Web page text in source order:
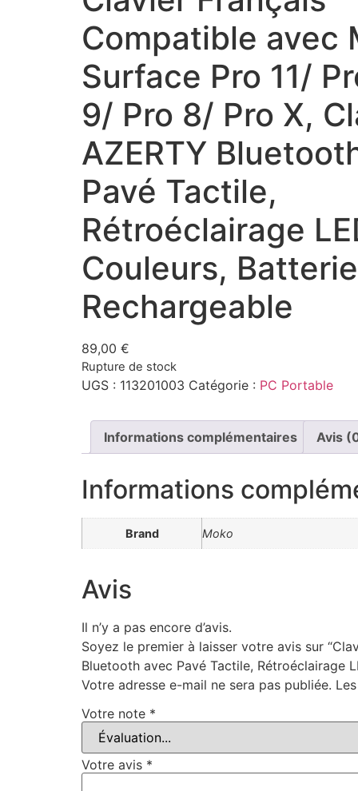
Compatible avec
Surface Pro 11/
9/ Pro 8/ Pro X,
AZERTY
Pavé Tactile,
Rétroéclairage
Couleurs, Batterie
Rechargeable
89,00 €
Rupture de stock
UGS : 113201003 Catégorie : PC Portable
Informations complémentaires Avis
Informations
Brand Moko
Avis
Il n’y a pas encore d’avis.
Soyez le premier à laisser votre avis sur
Bluetooth avec Pavé Tactile, Rétroéclairage
Votre adresse e-mail ne sera pas publiée.
Votre note *
Votre avis *